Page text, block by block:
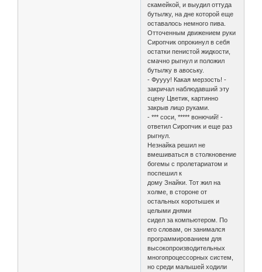
скамейкой, и выудил оттуда
бутылку, на дне которой еще
оставалось немного пива.
Отточенным движением руки
Сиропчик опрокинул в себя
остатки пенистой жидкости,
смачно рыгнул и положил
бутылку в авоську.
- Фуууу! Какая мерзость! -
закричал наблюдавший эту
сцену Цветик, картинно
закрыв лицо руками.
- *** соси, ***** вонючий! -
ответил Сиропчик и еще раз
рыгнул.
Незнайка решил не
вмешиваться в столкновение
богемы с пролетариатом и
поспешил к
дому Знайки. Тот жил на
холме, в стороне от
остальных коротышек и
целыми днями
сидел за компьютером. По
его словам, он занимался
программированием для
высокопроизводительных
многопроцессорных систем,
но среди малышей ходили